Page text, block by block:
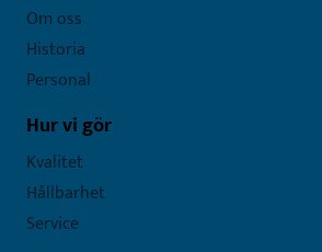
Om oss
Historia
Personal
Hur vi gör
Kvalitet
Hållbarhet
Service